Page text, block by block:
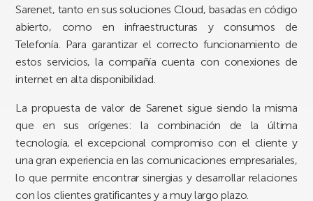
Sarenet, tanto en sussoluciones Cloud, basadas en código
abierto, como en infraestructuras y consumos de
Telefonía. Para garantizar el correcto funcionamiento de
estos servicios, la compañía cuenta con conexiones de
internet en alta disponibilidad.
La propuesta de valor de Sarenet sigue siendo la misma
que en sus orígenes: la combinación de la última
tecnología, el excepcional compromiso con el cliente y
una gran experiencia en las comunicaciones empresariales,
lo que permite encontrar sinergias y desarrollar relaciones
con los clientes gratificantes y a muy largo plazo.